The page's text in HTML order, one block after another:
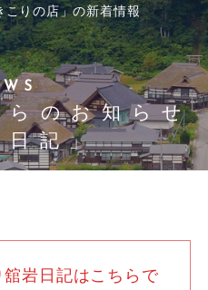
こりの店」の新着情報
らのお知らせ
日記」
岩日記はこちらで